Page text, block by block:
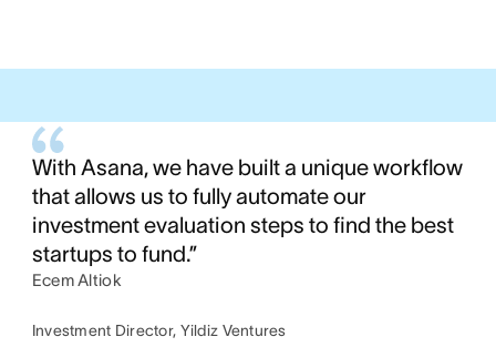
With Asana, we have built a unique workflow
that allows us to fully automate our
investment evaluation steps to find the best
startups to fund.”
Ecem Altiok
Investment Director, Yildiz Ventures